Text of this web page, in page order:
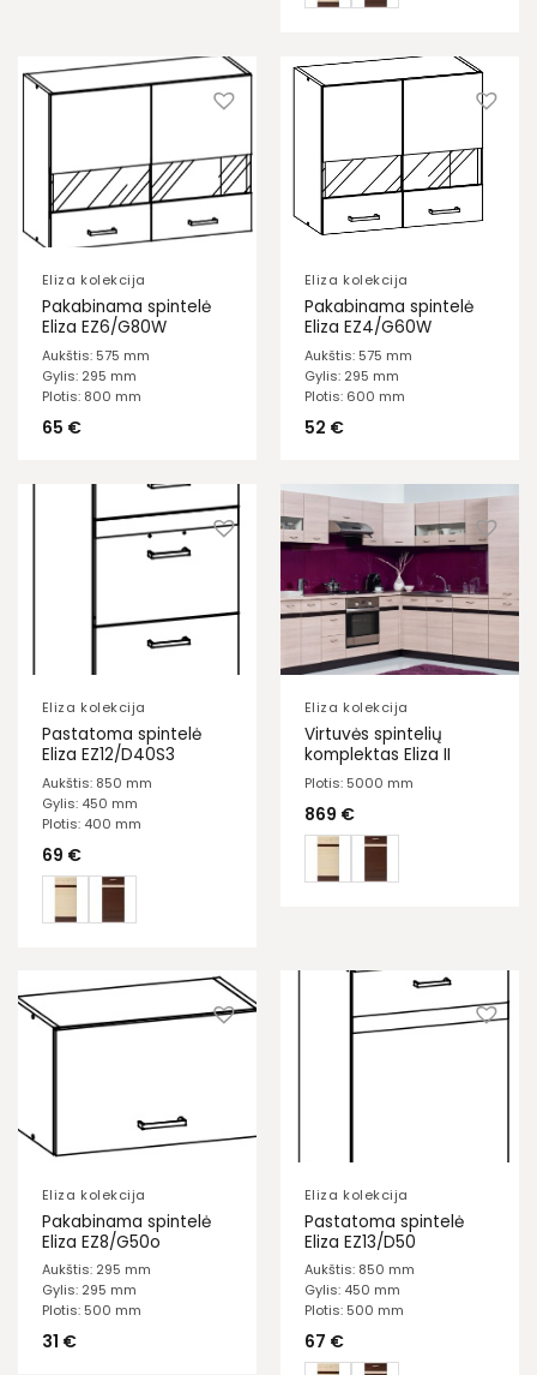
Eliza kolekcija
Pakabinama spintelė
Eliza EZ6/G80W
Aukštis: 575 mm
Gylis: 295 mm
Plotis: 800 mm
65 €
Eliza kolekcija
Pakabinama spintelė
Eliza EZ4/G60W
Aukštis: 575 mm
Gylis: 295 mm
Plotis: 600 mm
52 €
Eliza kolekcija
Pastatoma spintelė
Eliza EZ12/D40S3
Aukštis: 850 mm
Gylis: 450 mm
Plotis: 400 mm
69 €
Eliza kolekcija
Virtuvės spintelių
komplektas Eliza II
Plotis: 5000 mm
869 €
Eliza kolekcija
Pakabinama spintelė
Eliza EZ8/G50o
Aukštis: 295 mm
Gylis: 295 mm
Plotis: 500 mm
31 €
Eliza kolekcija
Pastatoma spintelė
Eliza EZ13/D50
Aukštis: 850 mm
Gylis: 450 mm
Plotis: 500 mm
67 €